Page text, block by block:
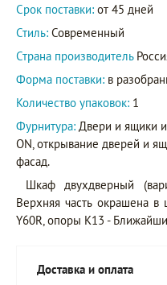
Срок поставки: от 45 дней
Стиль: Современный
Страна производитель
Форма поставки: в
Количество упаковок: 1
Фурнитура: Двери и ящики
ON, открывание дверей и
фасад.
Шкаф двухдверный
Верхняя часть окрашена
Y60R, опоры K13 -
Доставка и оплата